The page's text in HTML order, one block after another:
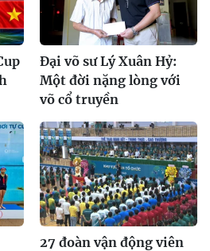
Đại võ sư Lý Xuân Hỷ:
Một đời nặng lòng với
võ cổ truyền
27 đoàn vận động viên